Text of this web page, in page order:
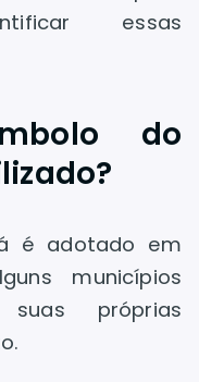
essas
do
é adotado em
municípios
próprias